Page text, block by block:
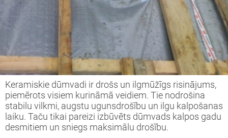
Keramiskie dūmvadi ir drošs un ilgmūžīgs risinājums,
piemērots visiem kurināmā veidiem. Tie nodrošina
stabilu vilkmi, augstu ugunsdrošību un ilgu kalpošanas
laiku. Taču tikai pareizi izbūvēts dūmvads kalpos gadu
desmitiem un sniegs maksimālu drošību.